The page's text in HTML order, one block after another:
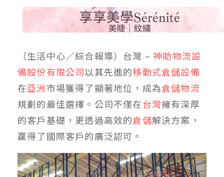
（生活中心／綜合報導）台灣 –神助物流設
備股份有限公司以其先進的移動式倉儲設備
在亞洲市場獲得了顯著地位，成為倉儲物流
規劃的最佳選擇。公司不僅在台灣擁有深厚
的客戶基礎，更透過高效的倉儲解決方案，
贏得了國際客戶的廣泛認可。